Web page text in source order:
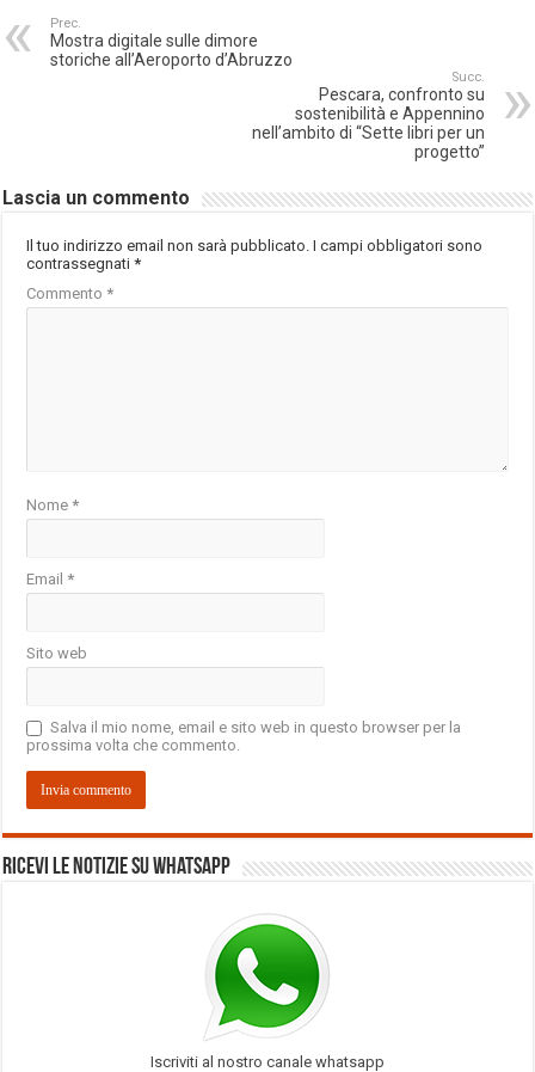
Prec.
Mostra digitale sulle dimore
storiche all’Aeroporto d’Abruzzo
Succ.
Pescara, confronto su
sostenibilità e Appennino
nell’ambito di “Sette libri per un
progetto”
Lascia un commento
Il tuo indirizzo email non sarà pubblicato. I campi obbligatori sono
contrassegnati*
Commento*
Nome*
Email*
Sito web
Salva il mio nome, email e sito web in questo browser per la
prossima volta che commento.
Ricevi le notizie su Whatsapp
Iscriviti al nostro canale whatsapp